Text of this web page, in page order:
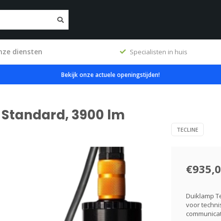
diensten Specialisten in huis
Bekijk onze actuele openingstijden!
3900 lm
TECLINE
Duiklamp
voor